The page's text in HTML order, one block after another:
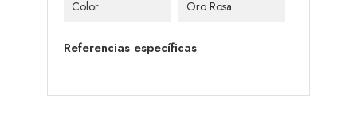
Color Oro Rosa
Referencias específicas